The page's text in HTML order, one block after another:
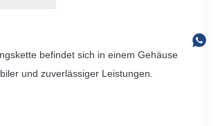
befindet sich in einem Gehäuse
und zuverlässiger Leistungen.